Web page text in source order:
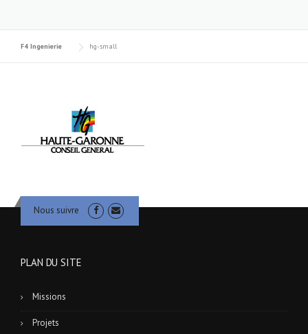
F4 Ingenierie hg-small
Nous suivre
PLAN DU SITE
Missions
Projets